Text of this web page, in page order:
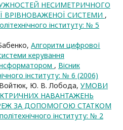
НЕСИМЕТРИЧНОГО
ВРІВНОВАЖЕНОЇ СИСТЕМИ ,
інституту: № 5
Алгоритм цифрової
керування
, Вісник
інституту: № 6 (2006)
Ю. В. Лобода, УМОВИ
НАВАНТАЖЕНЬ
ЗА ДОПОМОГОЮ СТАТКОМ
інституту: № 2